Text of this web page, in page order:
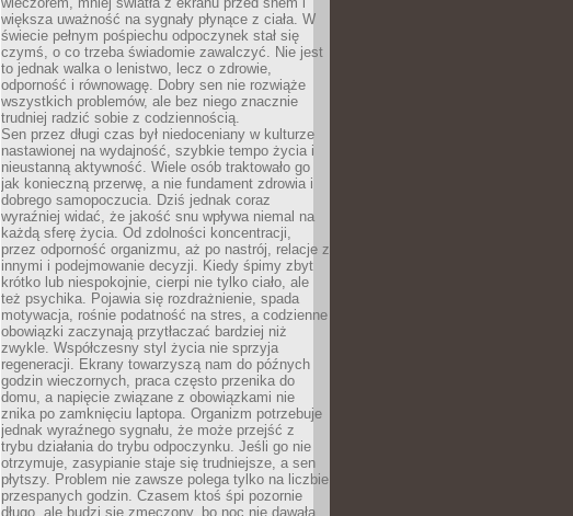
większa uważność na sygnały płynące z ciała. W
świecie pełnym pośpiechu odpoczynek stał się
czymś, o co trzeba świadomie zawalczyć. Nie jest
to jednak walka o lenistwo, lecz o zdrowie,
odporność i równowagę. Dobry sen nie rozwiąże
wszystkich problemów, ale bez niego znacznie
trudniej radzić sobie z codziennością.
Sen przez długi czas był niedoceniany w kulturze
nastawionej na wydajność, szybkie tempo życia i
nieustanną aktywność. Wiele osób traktowało go
jak konieczną przerwę, a nie fundament zdrowia i
dobrego samopoczucia. Dziś jednak coraz
wyraźniej widać, że jakość snu wpływa niemal na
każdą sferę życia. Od zdolności koncentracji,
przez odporność organizmu, aż po nastrój, relacje z
innymi i podejmowanie decyzji. Kiedy śpimy zbyt
krótko lub niespokojnie, cierpi nie tylko ciało, ale
też psychika. Pojawia się rozdrażnienie, spada
motywacja, rośnie podatność na stres, a codzienne
obowiązki zaczynają przytłaczać bardziej niż
zwykle. Współczesny styl życia nie sprzyja
regeneracji. Ekrany towarzyszą nam do późnych
godzin wieczornych, praca często przenika do
domu, a napięcie związane z obowiązkami nie
znika po zamknięciu laptopa. Organizm potrzebuje
jednak wyraźnego sygnału, że może przejść z
trybu działania do trybu odpoczynku. Jeśli go nie
otrzymuje, zasypianie staje się trudniejsze, a sen
płytszy. Problem nie zawsze polega tylko na liczbie
przespanych godzin. Czasem ktoś śpi pozornie
długo, ale budzi się zmęczony, bo noc nie dawała